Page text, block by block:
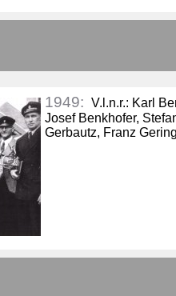
1949: V.l.n.r.: Karl
Josef Benkhofer,
Gerbautz, Franz